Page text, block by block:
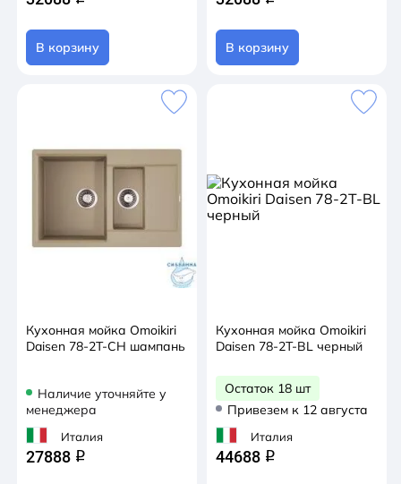
В корзину В корзину
Кухонная мойка Omoikiri
Daisen 78-2T-CH шампань
Наличие уточняйте у
менеджера
Италия
27888 q
Кухонная мойка Omoikiri
Daisen 78-2T-BL черный
Остаток 18 шт
Привезем к 12 августа
Италия
44688 q